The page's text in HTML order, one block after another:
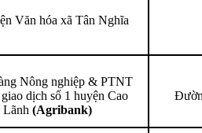
Văn hóa xã Tân Nghĩa
Nông nghiệp & PTNT
dịch số 1 huyện Cao
Lãnh (Agribank)